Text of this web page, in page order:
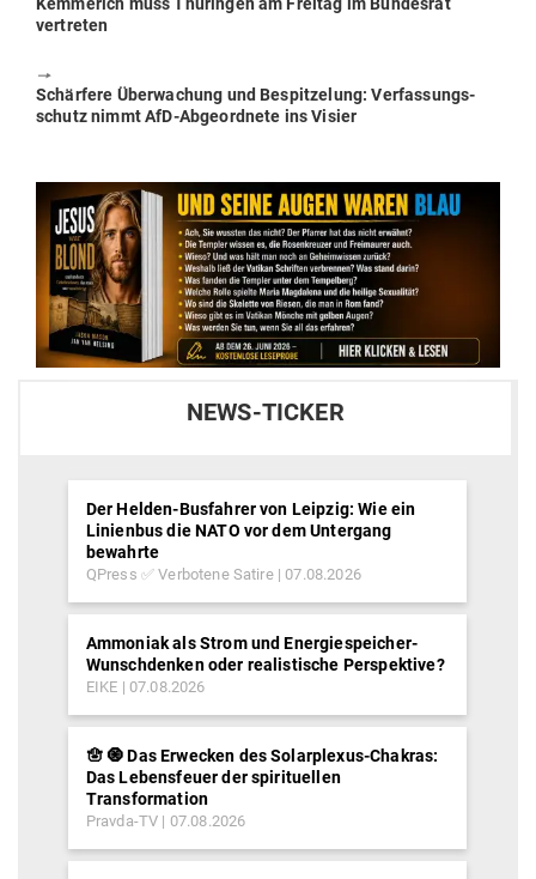
post:
vertreten
🠖
Next
post:
Schärfere Über­wa­chung und Bespit­zelung: Ver­fas­sungs­
schutz nimmt AfD-Abge­ordnete ins Visier
NEWS-TICKER
Der Helden-Busfahrer von Leipzig: Wie ein
Linienbus die NATO vor dem Untergang
bewahrte
QPress ✅ Verbotene Satire 07.08.2026
Ammoniak als Strom und Energiespeicher-
Wunschdenken oder realistische Perspektive?
EIKE 07.08.2026
🪬 🧿 Das Erwecken des Solarplexus-Chakras:
Das Lebensfeuer der spirituellen
Transformation
Pravda-TV 07.08.2026